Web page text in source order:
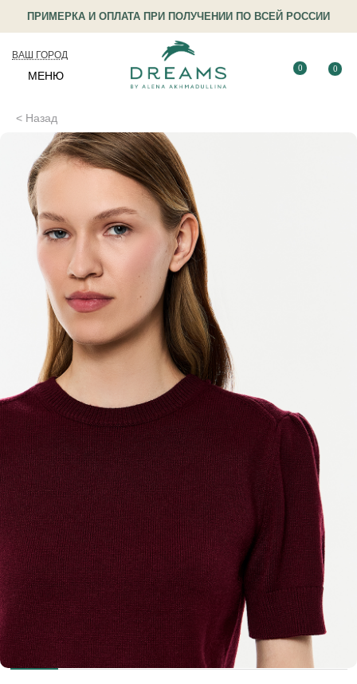
ПРИМЕРКА И ОПЛАТА ПРИ ПОЛУЧЕНИИ ПО ВСЕЙ РОССИИ
ВАШ ГОРОД
МЕНЮ
0 0
< Назад